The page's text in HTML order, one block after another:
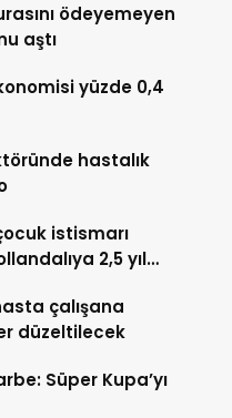
ödeyemeyen
aştı
yüzde 0,4
hastalık
istismarı
2,5 yıl
çalışana
düzeltilecek
Süper Kupa’yı